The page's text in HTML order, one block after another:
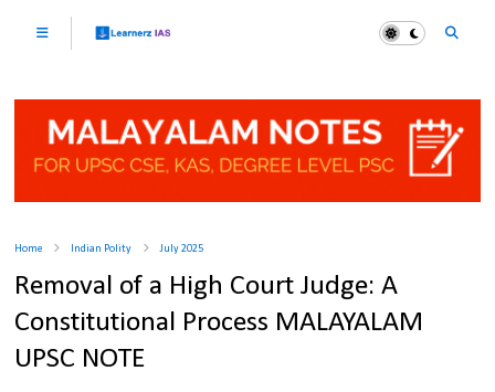
Home Indian Polity July 2025
Removal of a High Court Judge: A
Constitutional Process MALAYALAM
UPSC NOTE